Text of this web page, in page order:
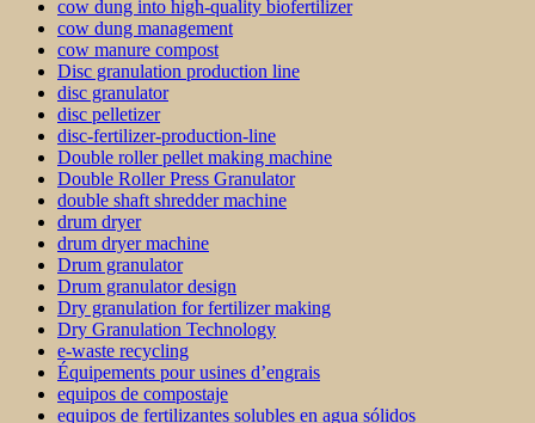
cow dung into high-quality biofertilizer
cow dung management
cow manure compost
Disc granulation production line
disc granulator
disc pelletizer
disc-fertilizer-production-line
Double roller pellet making machine
Double Roller Press Granulator
double shaft shredder machine
drum dryer
drum dryer machine
Drum granulator
Drum granulator design
Dry granulation for fertilizer making
Dry Granulation Technology
e-waste recycling
Équipements pour usines d’engrais
equipos de compostaje
equipos de fertilizantes solubles en agua sólidos